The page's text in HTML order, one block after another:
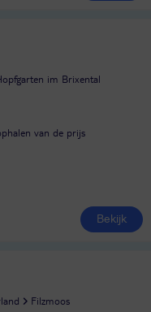
im Brixental
van de prijs
Bekijk
Filzmoos